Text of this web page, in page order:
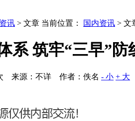
讯 > 文章 当前位置： 国内资讯 > 文
系 筑牢“三早”
来源：不详 作者：佚名 - 小 + 大